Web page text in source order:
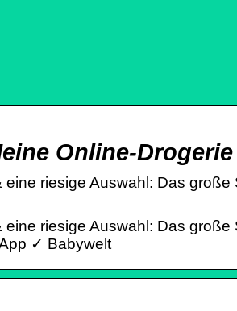
Online-Drogerie
riesige Auswahl: Das
riesige Auswahl: Das
✓ Babywelt